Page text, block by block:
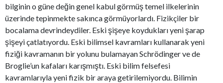
bilginin o güne değin genel kabul görmüş temel ilkelerinin
üzerinde tepinmekte sakınca görmüyorlardı. Fizikçiler bir
bocalama devrindeydiler. Eski şişeye koydukları yeni şarap
şişeyi çatlatıyordu. Eski bilimsel kavramları kullanarak yeni
fiziği kavramanın bir yolunu bulamayan Schrödinger ve de
Broglie’un kafaları karışmıştı. Eski bilim felsefesi
kavramlarıyla yeni fizik bir araya getirilemiyordu. Bilimin